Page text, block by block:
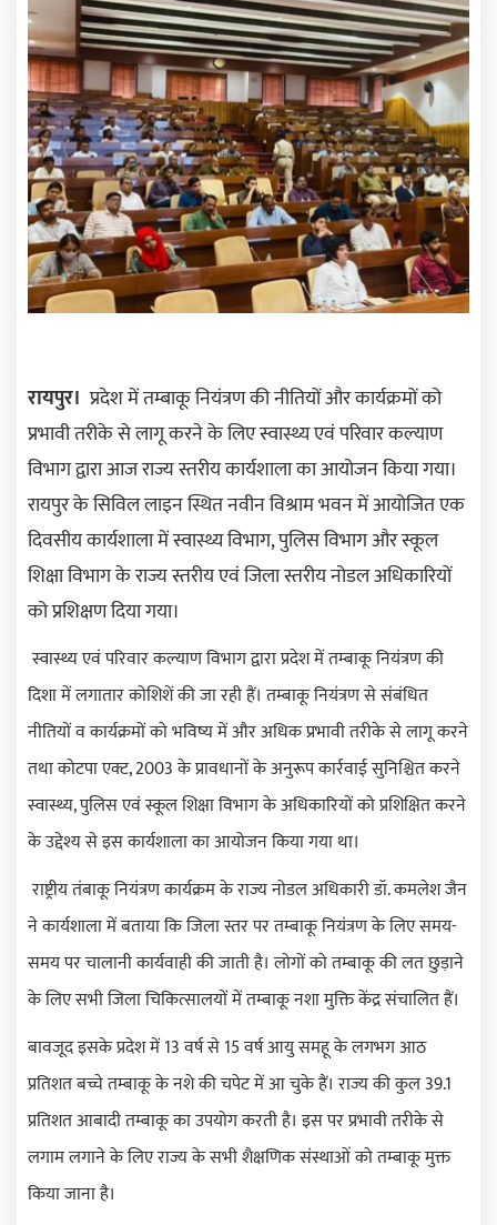
रायपुर।प्रदेश में तम्बाकू नियंत्रण की नीतियों और कार्यक्रमों को
प्रभावी तरीके से लागू करने के लिए स्वास्थ्य एवं परिवार कल्याण
विभाग द्वारा आज राज्य स्तरीय कार्यशाला का आयोजन किया गया।
रायपुर के सिविल लाइन स्थित नवीन विश्राम भवन में आयोजित एक
दिवसीय कार्यशाला में स्वास्थ्य विभाग,पुलिस विभाग और स्कूल
शिक्षा विभाग के राज्य स्तरीय एवं जिला स्तरीय नोडल अधिकारियों
को प्रशिक्षण दिया गया।
स्वास्थ्य एवं परिवार कल्याण विभाग द्वारा प्रदेश में तम्बाकू नियंत्रण की
दिशा में लगातार कोशिशें की जा रही हैं। तम्बाकू नियंत्रण से संबंधित
नीतियों व कार्यक्रमों को भविष्य में और अधिक प्रभावी तरीके से लागू करने
तथा कोटपा एक्ट, 2003के प्रावधानों के अनुरूप कार्रवाई सुनिश्चित करने
स्वास्थ्य,पुलिस एवं स्कूल शिक्षा विभाग के अधिकारियों को प्रशिक्षित करने
के उद्देश्य से इस कार्यशाला का आयोजन किया गया था।
राष्ट्रीय तंबाकू नियंत्रण कार्यक्रम के राज्य नोडल अधिकारी डॉ. कमलेश जैन
ने कार्यशाला में बताया कि जिला स्तर पर तम्बाकू नियंत्रण के लिए समय-
समय पर चालानी कार्यवाही की जाती है। लोगों को तम्बाकू की लत छुड़ाने
के लिए सभी जिला चिकित्सालयों में तम्बाकू नशा मुक्ति केंद्र संचालित हैं।
बावजूद इसके प्रदेश में13वर्ष से15वर्ष आयु समहू के लगभग आठ
प्रतिशत बच्चे तम्बाकू के नशे की चपेट में आ चुके हैं। राज्य की कुल39.1
प्रतिशत आबादी तम्बाकू का उपयोग करती है। इस पर प्रभावी तरीके से
लगाम लगाने के लिए राज्य के सभी शैक्षणिक संस्थाओं को तम्बाकू मुक्त
किया जाना है।